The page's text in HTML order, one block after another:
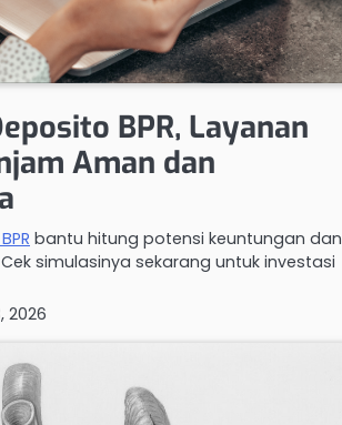
BPR, Layanan
Aman dan
bantu hitung potensi keuntungan dan
simulasinya sekarang untuk investasi
2026